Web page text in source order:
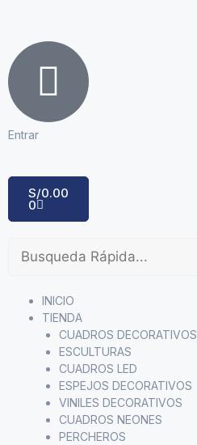
Entrar
S/0.00
0
INICIO
TIENDA
CUADROS DECORATIVOS
ESCULTURAS
CUADROS LED
ESPEJOS DECORATIVOS
VINILES DECORATIVOS
CUADROS NEONES
PERCHEROS